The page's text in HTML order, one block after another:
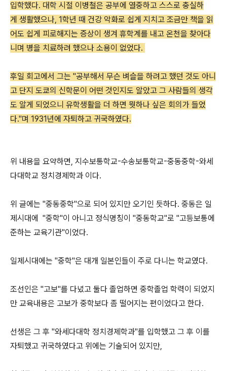
입학했다. 대학 시절 이병철은 공부에 열중하고 스스로 충실하
게 생활했으나, 1학년 때 건강 악화로 쉽게 지치고 조금만 책을 읽
어도 쉽게 피로해지는 증상이 생겨 휴학계를 내고 온천을 찾아다
니며 병을 치료하려 했으나 소용이 없었다.
후일 회고에서 그는 "공부해서 무슨 벼슬을 하려고 했던 것도 아니
고 단지 도쿄의 신학문이 어떤 것인지도 알았고 그 사람들의 생각
도 알게 되었으니 유학생활을 더 하면 뭣하나 싶은 회의가 들었
다."며 1931년에 자퇴하고 귀국하였다.
위 내용을 요약하면, 지수보통학교-수송보통학교-중동중학-와세
다대학교 정치경제학과 이다.
위 글에는 "중동중학"으로 되어 있지만 오기인 듯하다. 중동은 일
제시대에 "중학"이 아니고 정식명칭이 "중동학교"로 "고등보통에
준하는 교육기관"이었다.
일제시대에는 "중학"은 대개 일본인들이 주로 다니는 학교였다.
조선인은 "고보"를 다녔고 둘다 졸업하면 중학졸업 학력이 되었지
만 교육내용은 고보가 중학보다 좀 떨어지는 편이었다고 한다.
선생은 그 후 "와세다대학 정치경제학과"를 입학했고 그 후 이를
자퇴했고 귀국하였다고 위에는 기술되어 있지만,